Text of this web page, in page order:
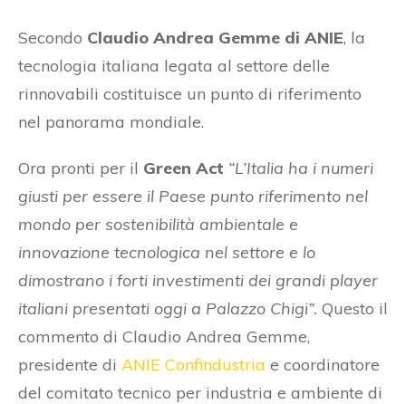
Secondo Claudio Andrea Gemme di ANIE, la
tecnologia italiana legata al settore delle
rinnovabili costituisce un punto di riferimento
nel panorama mondiale.
Ora pronti per il Green Act “L’Italia ha i numeri
giusti per essere il Paese punto riferimento nel
mondo per sostenibilità ambientale e
innovazione tecnologica nel settore e lo
dimostrano i forti investimenti dei grandi player
italiani presentati oggi a Palazzo Chigi”. Questo il
commento di Claudio Andrea Gemme,
presidente di ANIE Confindustria e coordinatore
del comitato tecnico per industria e ambiente di